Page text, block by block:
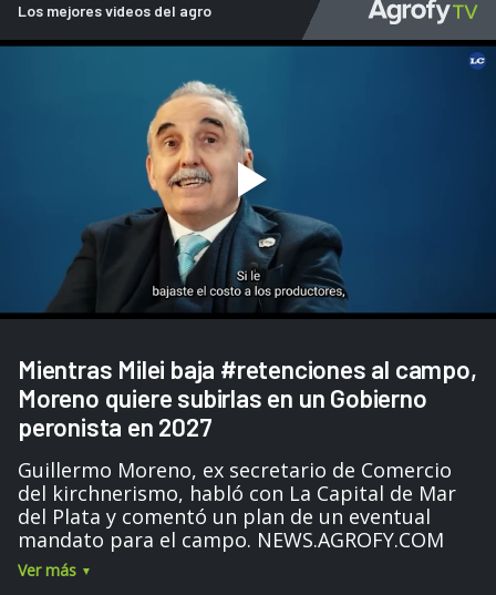
Los mejores videos del agro
Mientras Milei baja #retenciones al campo,
Moreno quiere subirlas en un Gobierno
peronista en 2027
Guillermo Moreno, ex secretario de Comercio
del kirchnerismo, habló con La Capital de Mar
del Plata y comentó un plan de un eventual
mandato para el campo. NEWS.AGROFY.COM
Ver más